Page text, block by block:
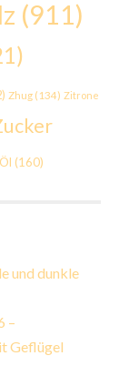
(911)
Zhug (134) Zitrone
Öl (160)
und dunkle
–
Geflügel